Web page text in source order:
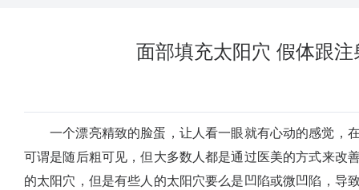
面部填充太阳穴 假体跟
一个漂亮精致的脸蛋，让人看一眼就有心动的感觉，
可谓是随后粗可见，但大多数人都是通过医美的方式来改
的太阳穴，但是有些人的太阳穴要么是凹陷或微凹陷，导